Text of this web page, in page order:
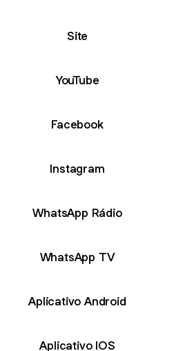
Site
YouTube
Facebook
Instagram
WhatsApp Rádio
WhatsApp TV
Aplicativo Android
Aplicativo IOS